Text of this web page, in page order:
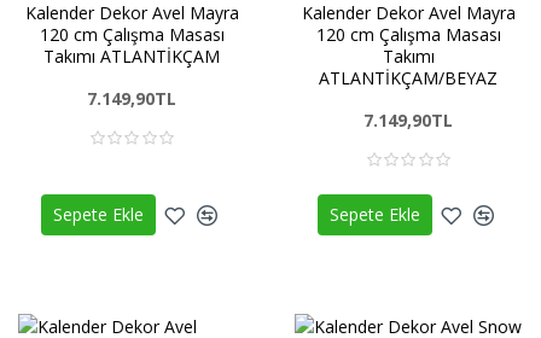
Kalender Dekor Avel Mayra
120 cm Çalışma Masası
Takımı ATLANTİKÇAM
7.149,90TL
Sepete Ekle
Kalender Dekor Avel Mayra
120 cm Çalışma Masası
Takımı
ATLANTİKÇAM/BEYAZ
7.149,90TL
Sepete Ekle